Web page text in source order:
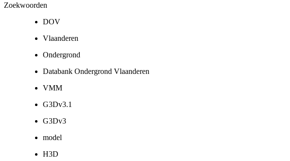
Zoekwoorden
DOV
Vlaanderen
Ondergrond
Databank Ondergrond Vlaanderen
VMM
G3Dv3.1
G3Dv3
model
H3D